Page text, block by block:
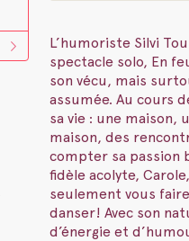
L’humoriste Silvi
spectacle solo, En
son vécu, mais
assumée. Au cours
sa vie : une
maison, des
compter sa passion
fidèle acolyte,
seulement vous
danser! Avec son
d’énergie et